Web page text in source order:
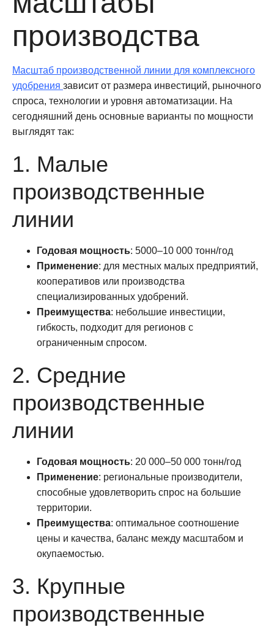
производства
Масштаб производственной линии для комплексного
удобрения зависит от размера инвестиций, рыночного
спроса, технологии и уровня автоматизации. На
сегодняшний день основные варианты по мощности
выглядят так:
1. Малые
производственные
линии
Годовая мощность: 5000–10 000 тонн/год
Применение: для местных малых предприятий,
кооперативов или производства
специализированных удобрений.
Преимущества: небольшие инвестиции,
гибкость, подходит для регионов с
ограниченным спросом.
2. Средние
производственные
линии
Годовая мощность: 20 000–50 000 тонн/год
Применение: региональные производители,
способные удовлетворить спрос на большие
территории.
Преимущества: оптимальное соотношение
цены и качества, баланс между масштабом и
окупаемостью.
3. Крупные
производственные